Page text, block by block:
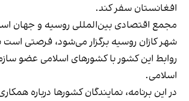
افغانستان سفر کند.
مجمع اقتصادی بین‌المللی روسیه و جهان
شهر کازان روسیه برگزار می‌شود، فرصتی
روابط این کشور با کشورهای اسلامی عضو
اسلامی.
در این برنامه، نمایندگان کشورها درباره